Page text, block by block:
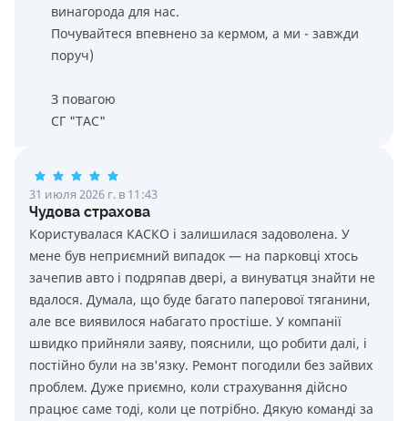
винагорода для нас.
Почувайтеся впевнено за кермом, а ми - завжди
поруч)
З повагою
СГ "ТАС"
31 июля 2026 г. в 11:43
Чудова страхова
Користувалася КАСКО і залишилася задоволена. У
мене був неприємний випадок — на парковці хтось
зачепив авто і подряпав двері, а винуватця знайти не
вдалося. Думала, що буде багато паперової тяганини,
але все виявилося набагато простіше. У компанії
швидко прийняли заяву, пояснили, що робити далі, і
постійно були на зв'язку. Ремонт погодили без зайвих
проблем. Дуже приємно, коли страхування дійсно
працює саме тоді, коли це потрібно. Дякую команді за